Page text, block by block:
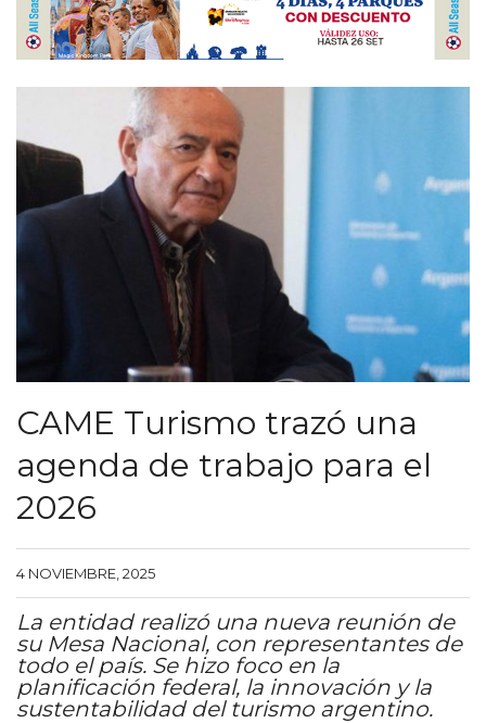
CAME Turismo trazó una
agenda de trabajo para el
2026
4 NOVIEMBRE, 2025
La entidad realizó una nueva reunión de
su Mesa Nacional, con representantes de
todo el país. Se hizo foco en la
planificación federal, la innovación y la
sustentabilidad del turismo argentino.